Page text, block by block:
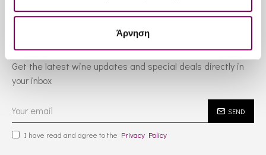
Άρνηση
Services
Newsletter
Get the latest wine updates and special deals directly in
your inbox
SEND
I have read and agree to the Privacy Policy